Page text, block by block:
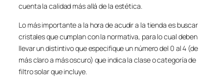
cuenta la calidad más allá de la estética.
Lo más importante a la hora de acudir a la tienda es buscar
cristales que cumplan con la normativa, para lo cual deben
llevar un distintivo que especifique un número del 0 al 4 (de
más claro a más oscuro) que indica la clase o categoría de
filtro solar que incluye.